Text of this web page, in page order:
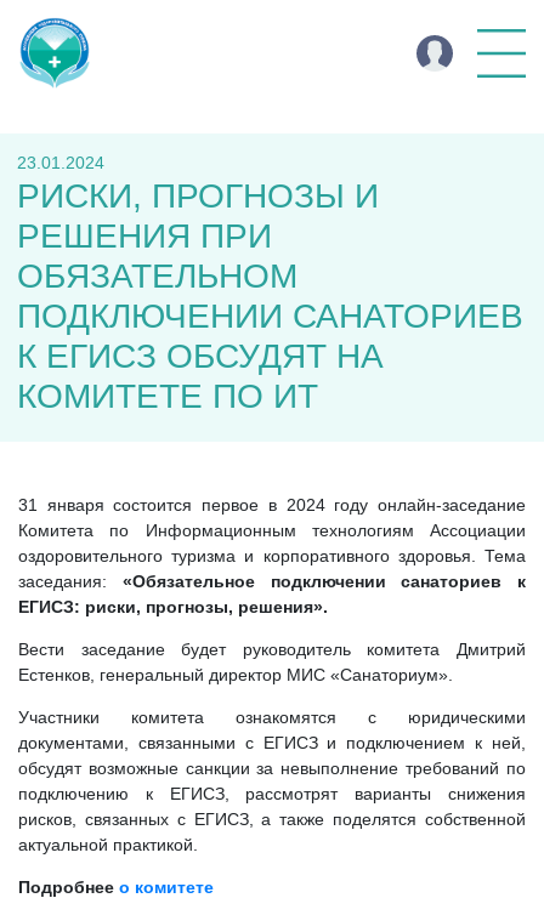
23.01.2024
РИСКИ, ПРОГНОЗЫ И
РЕШЕНИЯ ПРИ
ОБЯЗАТЕЛЬНОМ
ПОДКЛЮЧЕНИИ САНАТОРИЕВ
К ЕГИСЗ ОБСУДЯТ НА
КОМИТЕТЕ ПО ИТ
31 января состоится первое в 2024 году онлайн-заседание
Комитета по Информационным технологиям Ассоциации
оздоровительного туризма и корпоративного здоровья. Тема
заседания: «Обязательное подключении санаториев к
ЕГИСЗ: риски, прогнозы, решения».
Вести заседание будет руководитель комитета Дмитрий
Естенков, генеральный директор МИС «Санаториум».
Участники комитета ознакомятся с юридическими
документами, связанными с ЕГИСЗ и подключением к ней,
обсудят возможные санкции за невыполнение требований по
подключению к ЕГИСЗ, рассмотрят варианты снижения
рисков, связанных с ЕГИСЗ, а также поделятся собственной
актуальной практикой.
Подробнее о комитете